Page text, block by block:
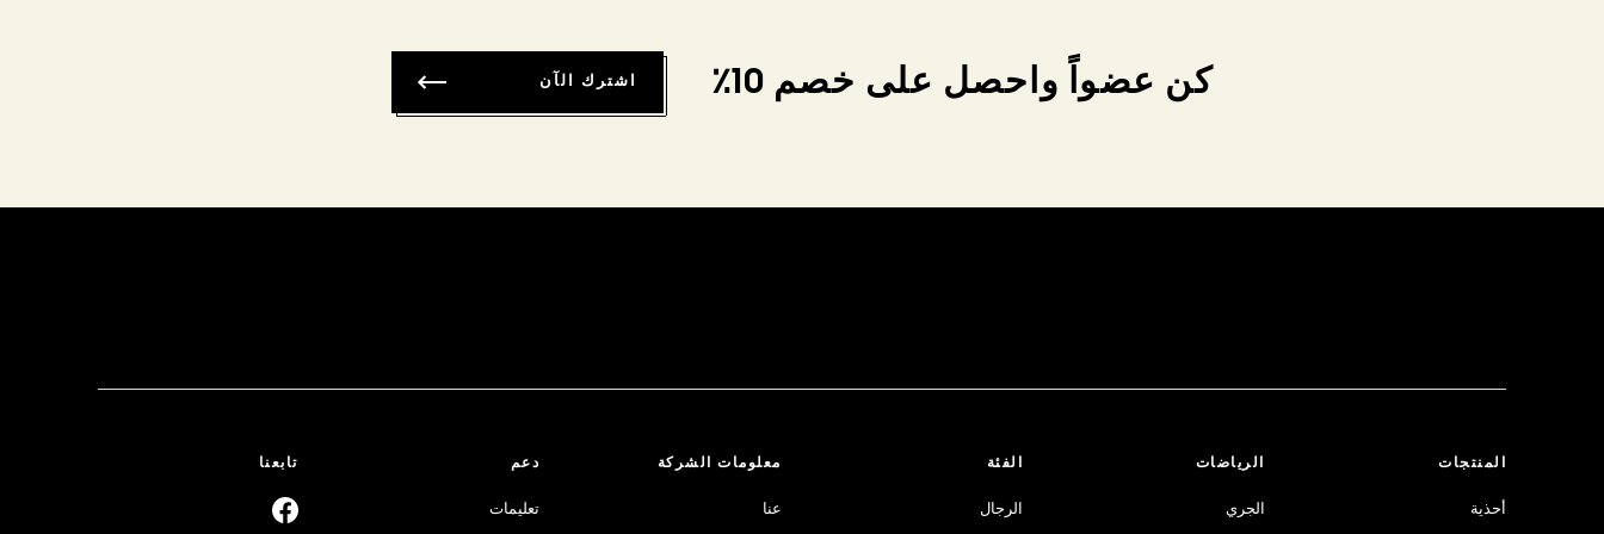
كن عضواً واحصل على خصم 10٪ اشترك الآن
المنتجات
أحذية
الرياضات
الجري
الفئة
الرجال
معلومات الشركة
عنا
دعم
تعليمات
تابعنا